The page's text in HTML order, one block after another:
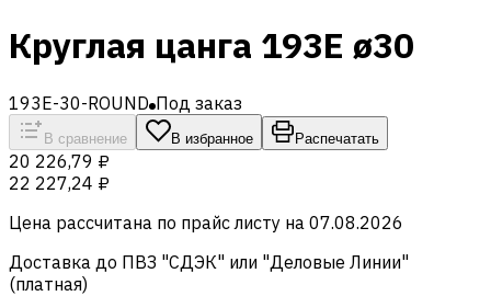
Круглая цанга 193E ø30
193E-30-ROUND Под заказ
В сравнение В избранное Распечатать
20 226,79 ₽
22 227,24 ₽
Цена рассчитана по прайс листу на 07.08.2026
Доставка до ПВЗ "СДЭК" или "Деловые Линии"
(платная)